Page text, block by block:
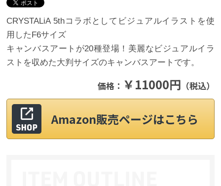
CRYSTALiA 5thコラボとしてビジュアルイラストを使
用したF6サイズ
キャンバスアートが20種登場！美麗なビジュアルイラ
ストを収めた大判サイズのキャンバスアートです。
価格： ￥11000円 （税込）
Amazon販売ページはこちら